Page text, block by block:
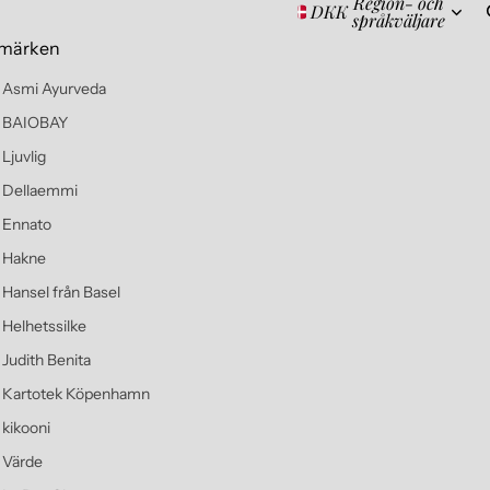
Asmi Ayurveda
BAIOBAY
Ljuvlig
Dellaemmi
Ennato
Hakne
Hansel från Basel
Helhetssilke
Judith Benita
Kartotek Köpenhamn
kikooni
Värde
DKKspråkväljare